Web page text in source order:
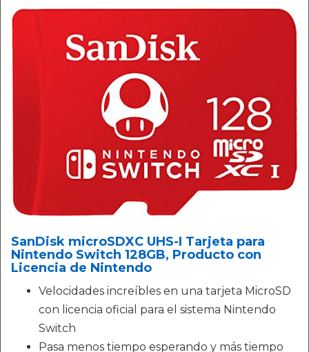
SanDisk microSDXC UHS-I Tarjeta para
Nintendo Switch 128GB, Producto con
Licencia de Nintendo
Velocidades increíbles en una tarjeta MicroSD
con licencia oficial para el sistema Nintendo
Switch
Pasa menos tiempo esperando y más tiempo